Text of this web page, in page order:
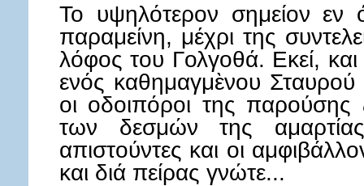
Το υψηλότερον σημείον εν
παραμείνη, μέχρι της
λόφος του Γολγοθά. Εκεί,
ενός καθημαγμὲνου
οι οδοιπόροι της
των δεσμών της
απιστούντες και οι
και διά πείρας γνώτε...